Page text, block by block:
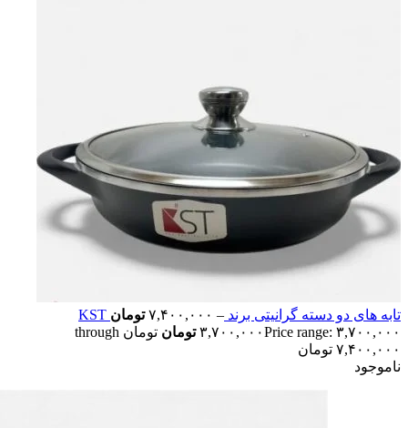
تابه های دو دسته گرانیتی برند KST ۷,۴۰۰,۰۰۰ تومان
–
۳,۷۰۰,۰۰۰ تومان
Price range: ۳,۷۰۰,۰۰۰ تومان through
۷,۴۰۰,۰۰۰ تومان
ناموجود